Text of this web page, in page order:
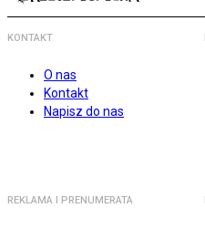
KONTAKT
O nas
Kontakt
Napisz do nas
REKLAMA I PRENUMERATA